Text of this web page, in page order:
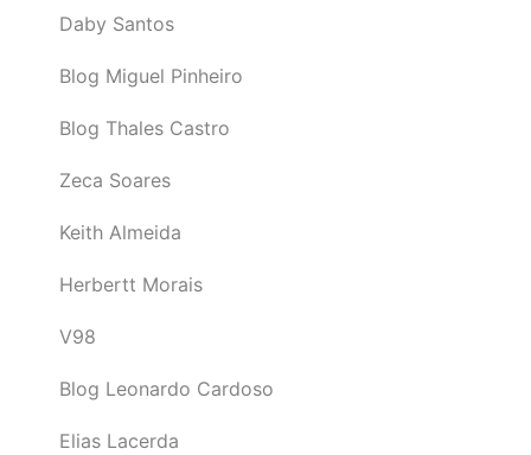
Daby Santos
Blog Miguel Pinheiro
Blog Thales Castro
Zeca Soares
Keith Almeida
Herbertt Morais
V98
Blog Leonardo Cardoso
Elias Lacerda